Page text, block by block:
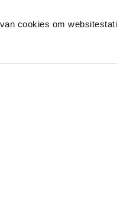
cookies om
over de
van je